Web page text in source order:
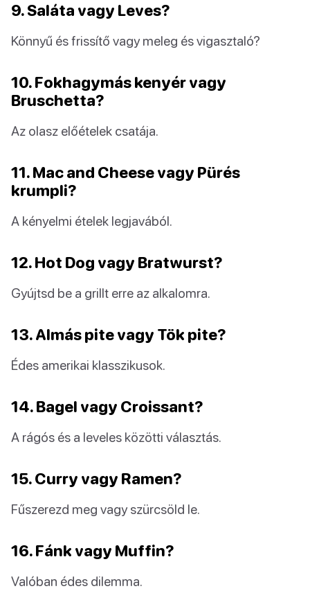
9. Saláta vagy Leves?
Könnyű és frissítő vagy meleg és vigasztaló?
10. Fokhagymás kenyér vagy
Bruschetta?
Az olasz előételek csatája.
11. Mac and Cheese vagy Pürés
krumpli?
A kényelmi ételek legjavából.
12. Hot Dog vagy Bratwurst?
Gyújtsd be a grillt erre az alkalomra.
13. Almás pite vagy Tök pite?
Édes amerikai klasszikusok.
14. Bagel vagy Croissant?
A rágós és a leveles közötti választás.
15. Curry vagy Ramen?
Fűszerezd meg vagy szürcsöld le.
16. Fánk vagy Muffin?
Valóban édes dilemma.